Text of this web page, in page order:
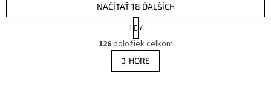
O
v
l
á
NAČÍTAŤ 18 ĎALŠÍCH
S
t
r
á
n
k
1 7
126položiek celkom
HORE